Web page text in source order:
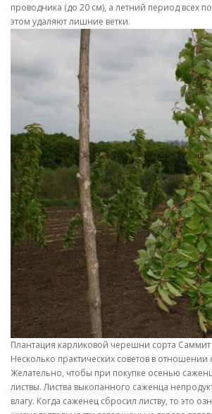
проводника (до 20 см), а летний период всех
этом удаляют лишние ветки.
Плантация карликовой черешни сорта
Несколько практических советов в
Желательно, чтобы при покупке осенью
листвы. Листва выкопанного саженца
влагу. Когда саженец сбросил листву, то это